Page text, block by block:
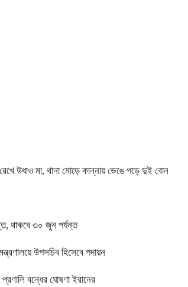
উধাও মা, থানা মোড়ে কান্নায় ভেঙে পড়ে দুই বোন
থাকবে ৩০ জুন পর্যন্ত
উপসচিব হিসেবে পদায়ন
বন্ধের ঘোষণা ইরানের